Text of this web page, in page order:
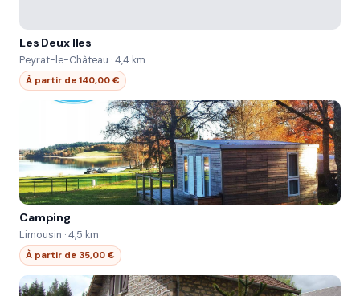
Les Deux Iles
Peyrat-le-Château · 4,4 km
À partir de 140,00 €
Camping
Limousin · 4,5 km
À partir de 35,00 €